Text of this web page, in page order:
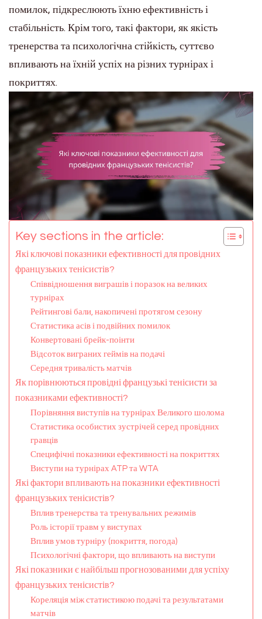
помилок, підкреслюють їхню ефективність і
стабільність. Крім того, такі фактори, як якість
тренерства та психологічна стійкість, суттєво
впливають на їхній успіх на різних турнірах і
покриттях.
Key sections in the article:
Які ключові показники ефективності для провідних
французьких тенісистів?
Співвідношення виграшів і поразок на великих
турнірах
Рейтингові бали, накопичені протягом сезону
Статистика асів і подвійних помилок
Конвертовані брейк-поінти
Відсоток виграних геймів на подачі
Середня тривалість матчів
Як порівнюються провідні французькі тенісисти за
показниками ефективності?
Порівняння виступів на турнірах Великого шолома
Статистика особистих зустрічей серед провідних
гравців
Специфічні показники ефективності на покриттях
Виступи на турнірах ATP та WTA
Які фактори впливають на показники ефективності
французьких тенісистів?
Вплив тренерства та тренувальних режимів
Роль історії травм у виступах
Вплив умов турніру (покриття, погода)
Психологічні фактори, що впливають на виступи
Які показники є найбільш прогнозованими для успіху
французьких тенісистів?
Кореляція між статистикою подачі та результатами
матчів